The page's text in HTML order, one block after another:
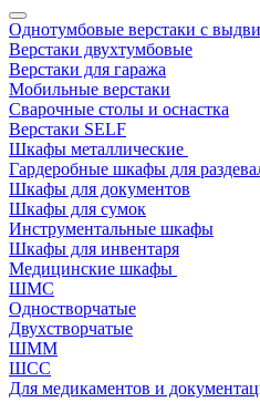
Однотумбовые верстаки с
Верстаки двухтумбовые
Верстаки для гаража
Мобильные верстаки
Сварочные столы и оснастка
Верстаки SELF
Шкафы металлические
Гардеробные шкафы для
Шкафы для документов
Шкафы для сумок
Инструментальные шкафы
Шкафы для инвентаря
Медицинские шкафы
ШМС
Одностворчатые
Двухстворчатые
ШММ
ШСС
Для медикаментов и